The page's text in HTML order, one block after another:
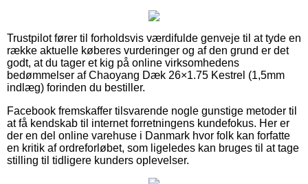
Trustpilot fører til forholdsvis værdifulde genveje til at tyde en
række aktuelle køberes vurderinger og af den grund er det
godt, at du tager et kig på online virksomhedens
bedømmelser af Chaoyang Dæk 26×1.75 Kestrel (1,5mm
indlæg) forinden du bestiller.
Facebook fremskaffer tilsvarende nogle gunstige metoder til
at få kendskab til internet forretningens kundefokus. Her er
der en del online varehuse i Danmark hvor folk kan forfatte
en kritik af ordreforløbet, som ligeledes kan bruges til at tage
stilling til tidligere kunders oplevelser.